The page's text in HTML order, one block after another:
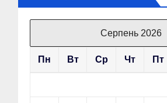
Серпень 2026
Пн Вт Ср Чт Пт